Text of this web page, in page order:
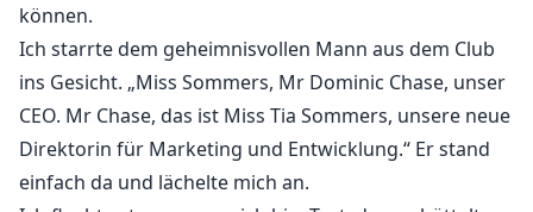
können.
Ich starrte dem geheimnisvollen Mann aus dem Club
ins Gesicht. „Miss Sommers, Mr Dominic Chase, unser
CEO. Mr Chase, das ist Miss Tia Sommers, unsere neue
Direktorin für Marketing und Entwicklung.“ Er stand
einfach da und lächelte mich an.